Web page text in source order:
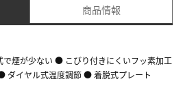
商品情報
煙が少ない ● こびり付きにくいフッ素加工
ダイヤル式温度調節 ● 着脱式プレート